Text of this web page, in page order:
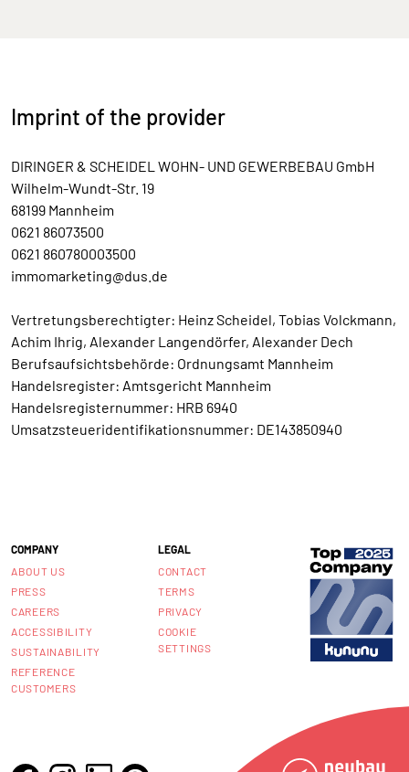
Imprint of the provider
DIRINGER & SCHEIDEL WOHN- UND GEWERBEBAU GmbH
Wilhelm-Wundt-Str. 19
68199 Mannheim
0621 86073500
0621 860780003500
immomarketing@dus.de
Vertretungsberechtigter: Heinz Scheidel, Tobias Volckmann,
Achim Ihrig, Alexander Langendörfer, Alexander Dech
Berufsaufsichtsbehörde: Ordnungsamt Mannheim
Handelsregister: Amtsgericht Mannheim
Handelsregisternummer: HRB 6940
Umsatzsteueridentifikationsnummer: DE143850940
COMPANY
ABOUT US
PRESS
CAREERS
ACCESSIBILITY
SUSTAINABILITY
REFERENCE
CUSTOMERS
LEGAL
CONTACT
TERMS
PRIVACY
COOKIE
SETTINGS